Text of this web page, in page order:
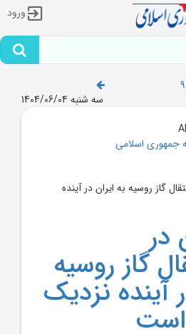
ورود
سه شنبه 1404/06/04
جمهوری اسلامی
در
گاز روسيه
آينده نزديک
است